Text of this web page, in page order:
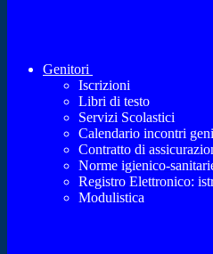
Genitori
Iscrizioni
Libri di testo
Servizi Scolastici
Calendario incontri
Contratto di
Norme igienico-
Registro Elettronico:
Modulistica